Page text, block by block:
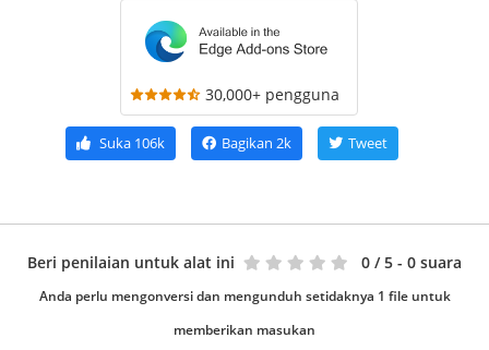
30,000+ pengguna
Suka106k Bagikan 2k Tweet
Beri penilaian untuk alat ini 0 / 5 - 0 suara
Anda perlu mengonversi dan mengunduh setidaknya 1 file untuk
memberikan masukan